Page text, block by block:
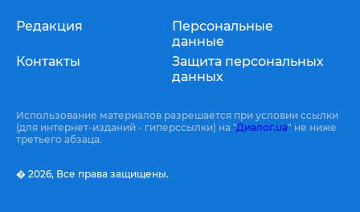
Редакция
Контакты
Персональные
данные
Защита персональных
данных
Использование материалов разрешается при условии ссылки
(для интернет-изданий - гиперссылки) на "Диалог.ua" не ниже
третьего абзаца.
� 2026, Все права защищены.